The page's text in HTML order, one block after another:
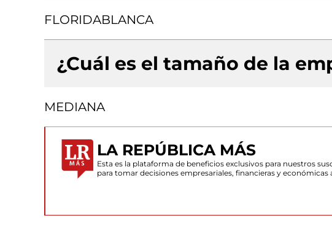
FLORIDABLANCA
¿Cuál es el tamaño de la
MEDIANA
LA REPÚBLICA MÁS
Esta es la plataforma de beneficios exclusivos para nuestros
para tomar decisiones empresariales, financieras y económicas